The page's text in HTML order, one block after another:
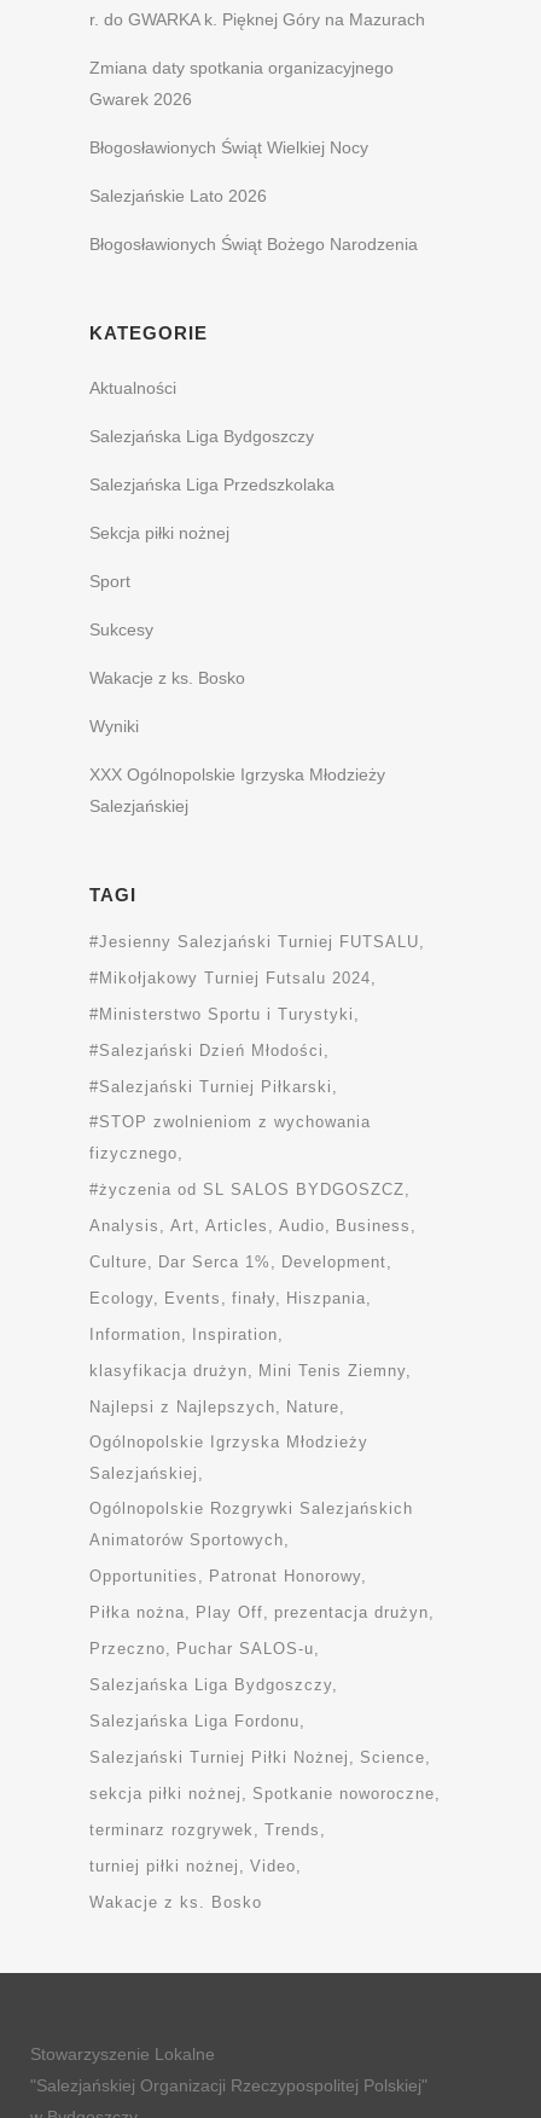
r. do GWARKA k. Pięknej Góry na Mazurach
Zmiana daty spotkania organizacyjnego
Gwarek 2026
Błogosławionych Świąt Wielkiej Nocy
Salezjańskie Lato 2026
Błogosławionych Świąt Bożego Narodzenia
KATEGORIE
Aktualności
Salezjańska Liga Bydgoszczy
Salezjańska Liga Przedszkolaka
Sekcja piłki nożnej
Sport
Sukcesy
Wakacje z ks. Bosko
Wyniki
XXX Ogólnopolskie Igrzyska Młodzieży
Salezjańskiej
TAGI
#Jesienny Salezjański Turniej FUTSALU
#Mikołjakowy Turniej Futsalu 2024
#Ministerstwo Sportu i Turystyki
#Salezjański Dzień Młodości
#Salezjański Turniej Piłkarski
#STOP zwolnieniom z wychowania
fizycznego
#życzenia od SL SALOS BYDGOSZCZ
Analysis
Art Articles Audio
Business
Culture
Dar Serca 1%
Development
Ecology
Events finały
Hiszpania
Information
Inspiration
klasyfikacja drużyn
Mini Tenis Ziemny
Najlepsi z Najlepszych
Nature
Ogólnopolskie Igrzyska Młodzieży
Salezjańskiej
Ogólnopolskie Rozgrywki Salezjańskich
Animatorów Sportowych
Opportunities
Patronat Honorowy
Piłka nożna
Play Off
prezentacja drużyn
Przeczno
Puchar SALOS-u
Salezjańska Liga Bydgoszczy
Salezjańska Liga Fordonu
Salezjański Turniej Piłki Nożnej
Science
sekcja piłki nożnej
Spotkanie noworoczne
terminarz rozgrywek
Trends
turniej piłki nożnej
Video
Wakacje z ks. Bosko
Stowarzyszenie Lokalne
"Salezjańskiej Organizacji Rzeczypospolitej Polskiej"